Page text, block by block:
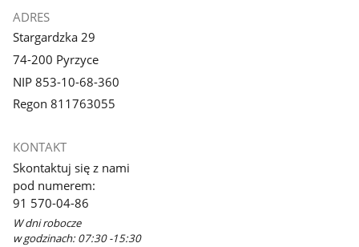
ADRES
Stargardzka 29
74-200 Pyrzyce
NIP 853-10-68-360
Regon 811763055
KONTAKT
Skontaktuj się z nami
pod numerem:
91 570-04-86
W dni robocze
w godzinach: 07:30 -15:30